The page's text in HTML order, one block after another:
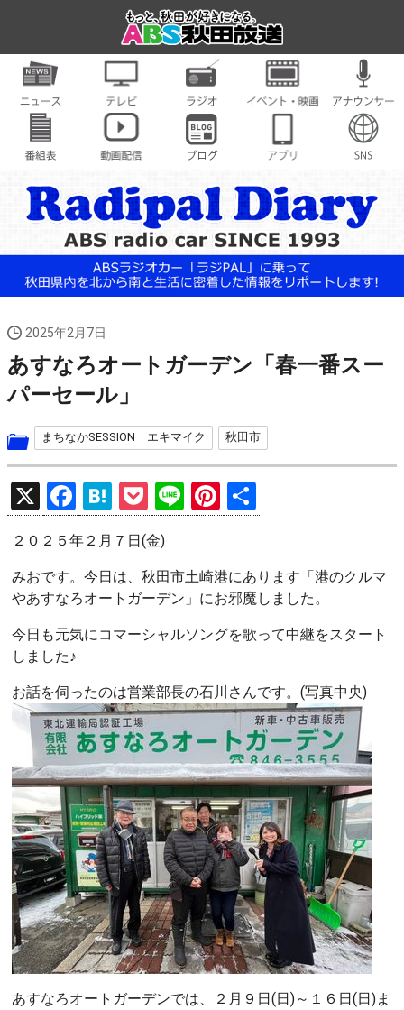
2025年2月7日
あすなろオートガーデン「春一番スー
パーセール」
まちなかSESSION エキマイク 秋田市
X
F
a
ce
b
o
o
H
at
e
n
a
P
o
ck
et
Li
n
Pi
nt
es
t
有
２０２５年２月７日(金)
みおです。今日は、秋田市土崎港にあります「港のクルマ
やあすなろオートガーデン」にお邪魔しました。
今日も元気にコマーシャルソングを歌って中継をスタート
しました♪
お話を伺ったのは営業部長の石川さんです。(写真中央)
あすなろオートガーデンでは、２月９日(日)～１６日(日)ま